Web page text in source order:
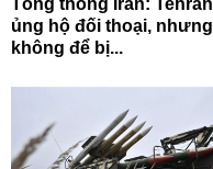
ủng hộ đối thoại, nhưng
không để bị...